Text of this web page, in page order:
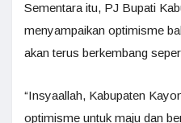
Sementara itu, PJ Bupati
menyampaikan optimisme
akan terus berkembang
“Insyaallah, Kabupaten
optimisme untuk maju dan